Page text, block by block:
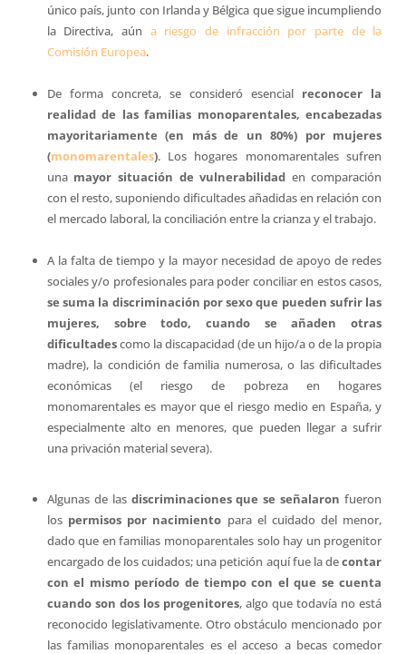
único país, junto con Irlanda y Bélgica que sigue incumpliendo
la Directiva, aún a riesgo de infracción por parte de la
Comisión Europea.
De forma concreta, se consideró esencial reconocer la
realidad de las familias monoparentales, encabezadas
mayoritariamente (en más de un 80%) por mujeres
(monomarentales). Los hogares monomarentales sufren
una mayor situación de vulnerabilidad en comparación
con el resto, suponiendo dificultades añadidas en relación con
el mercado laboral, la conciliación entre la crianza y el trabajo.
A la falta de tiempo y la mayor necesidad de apoyo de redes
sociales y/o profesionales para poder conciliar en estos casos,
se suma la discriminación por sexo que pueden sufrir las
mujeres, sobre todo, cuando se añaden otras
dificultadescomo la discapacidad (de un hijo/a o de la propia
madre), la condición de familia numerosa, o las dificultades
económicas (el riesgo de pobreza en hogares
monomarentales es mayor que el riesgo medio en España, y
especialmente alto en menores, que pueden llegar a sufrir
una privación material severa).
Algunas de las discriminaciones que se señalaron fueron
los permisos por nacimiento para el cuidado del menor,
dado que en familias monoparentales solo hay un progenitor
encargado de los cuidados; una petición aquí fue la decontar
con el mismo período de tiempo con el que se cuenta
cuando son dos los progenitores, algo que todavía no está
reconocido legislativamente. Otro obstáculo mencionado por
las familias monoparentales es el acceso a becas comedor